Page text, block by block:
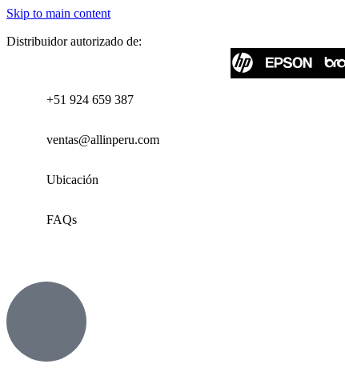
Skip to main content
Distribuidor autorizado de:
+51 924 659 387
ventas@allinperu.com
Ubicación
FAQs